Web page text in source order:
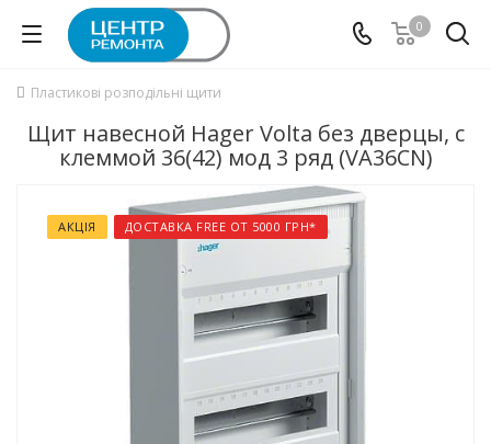
0
Пластикові розподільні щити
Щит навесной Hager Volta без дверцы, с
клеммой 36(42) мод 3 ряд (VA36CN)
АКЦІЯ ДОСТАВКА FREE ОТ 5000 ГРН*